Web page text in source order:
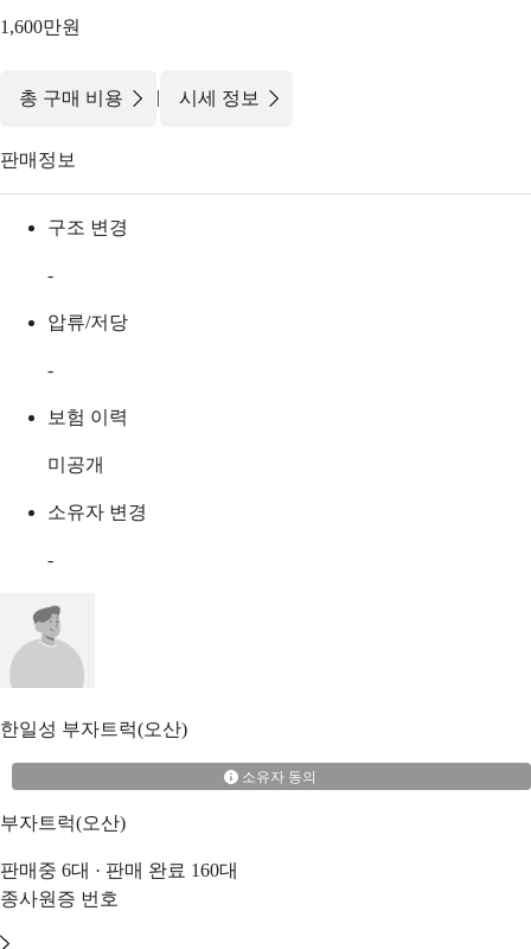
1,600만원
총 구매 비용 | 시세 정보
판매정보
구조 변경
-
압류/저당
-
보험 이력
미공개
소유자 변경
-
한일성 부자트럭(오산)
소유자 동의
부자트럭(오산)
판매중 6대 · 판매 완료 160대
종사원증 번호